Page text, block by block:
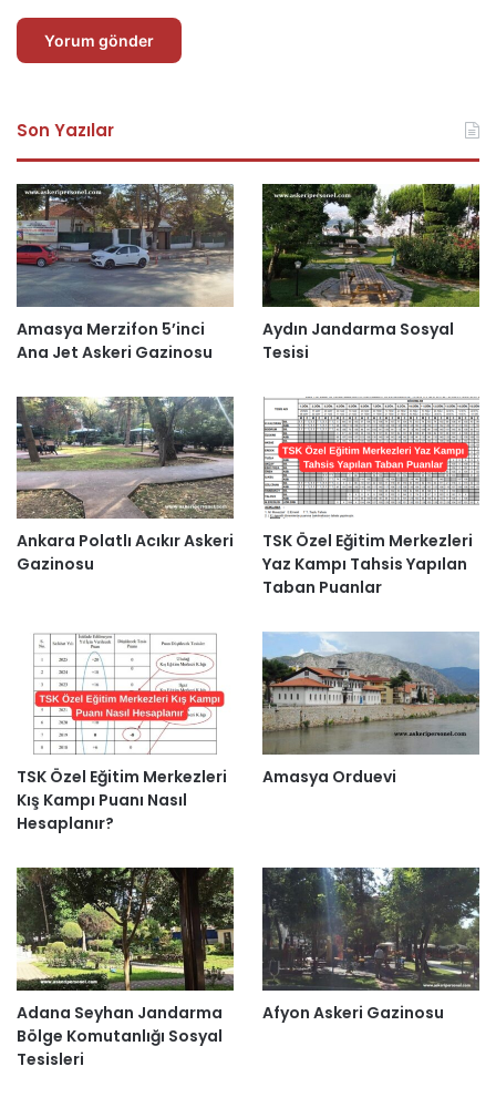
Son Yazılar
Amasya Merzifon 5’inci
Ana Jet Askeri Gazinosu
Aydın Jandarma Sosyal
Tesisi
Ankara Polatlı Acıkır Askeri
Gazinosu
TSK Özel Eğitim Merkezleri
Yaz Kampı Tahsis Yapılan
Taban Puanlar
TSK Özel Eğitim Merkezleri
Kış Kampı Puanı Nasıl
Hesaplanır?
Amasya Orduevi
Adana Seyhan Jandarma
Bölge Komutanlığı Sosyal
Tesisleri
Afyon Askeri Gazinosu